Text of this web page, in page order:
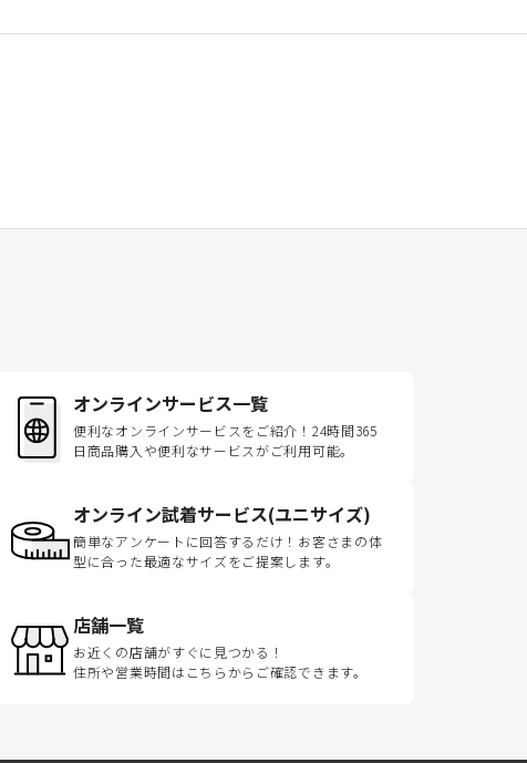
オンラインサービス一覧
便利なオンラインサービスをご紹介！24時間365
日商品購入や便利なサービスがご利用可能。
オンライン試着サービス(ユニサイズ)
簡単なアンケートに回答するだけ！お客さまの体
型に合った最適なサイズをご提案します。
店舗一覧
お近くの店舗がすぐに見つかる！
住所や営業時間はこちらからご確認できます。